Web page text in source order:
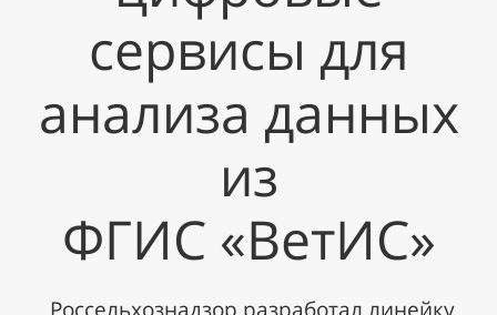
сервисы для
анализа данных
из
ФГИС «ВетИС»